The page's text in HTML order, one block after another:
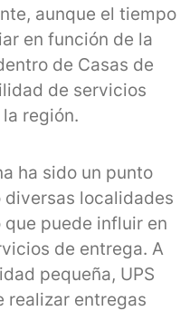
aunque el tiempo
en función de la
de Casas de
de servicios
región.
ha sido un punto
localidades
puede influir en
de entrega. A
pequeña, UPS
realizar entregas